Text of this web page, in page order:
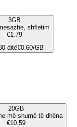
3GB
shfletim
€1.79
ditë€0.60/GB
20GB
më shumë të dhëna
€10.59